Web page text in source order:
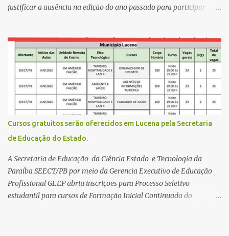
justificar a ausência na edição do ano passado para participar
eletrônico da Página do Participante do Enem com o login único
da plataforma de serviços digitais do governo federal, o Gov.br.
Direito de solicitar a isenção O Inep prevê a gratuidade na
inscrição do exame para os seguintes casos: · matriculados no 3º
ano do ensino médio em escola pública, em 2026; LEIA MAIS
Usina Cultural tem fim de semana com literatura, música e evento
solidário Governo da Paraíba empossa 1000 novos professores e
mais convocações devem ocorrer Volta às aulas 2026.1 da
Faculdade Três Marias marca início do semestre e matrículas
seguem abertas para novos alunos · es...
Cursos gratuitos serão oferecidos em Lucena pela Secretaria
de Educação do Estado.
A Secretaria de Educação da Ciência Estado e Tecnologia da
Paraíba SEECT/PB por meio da Gerencia Executivo de Educação
Profissional GEEP abriu inscrições para Processo Seletivo
estudantil para cursos de Formação Inicial Continuada do